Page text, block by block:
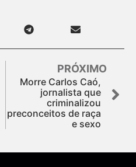
PRÓXIMO
Morre Carlos Caó,
jornalista que
criminalizou
preconceitos de raça
e sexo